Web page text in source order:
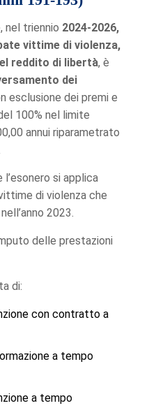
nel triennio 2024-2026,
vittime di violenza,
reddito di libertà, è
dei
esclusione dei premi e
100% nel limite
annui riparametrato
si applica
di violenza che
2023.
delle prestazioni
di:
con contratto a
a tempo
a tempo